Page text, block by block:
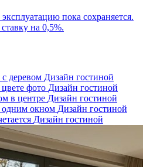
пока сохраняется.
на 0,5%.
деревом Дизайн гостиной
фото Дизайн гостиной
в центре Дизайн гостиной
одним окном Дизайн гостиной
Дизайн гостиной